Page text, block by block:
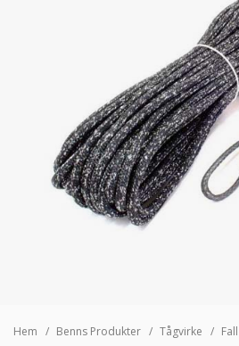
Hem Benns Produkter Tågvirke Fall